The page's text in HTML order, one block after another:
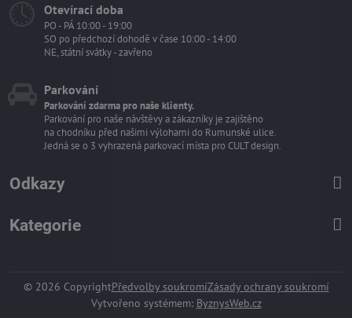
Otevírací doba
PO - PÁ 10:00 - 19:00
SO po předchozí dohodě v čase 10:00 - 14:00
NE, státní svátky - zavřeno
Parkování
Parkování zdarma pro naše klienty.
Parkování pro naše návštěvy a zákazníky je zajištěno
na chodníku před našimi výlohami do Rumunské ulice.
Jedná se o 3 vyhrazená parkovací místa pro CULT design.
Odkazy
Kategorie
© 2026 CopyrightPředvolby soukromíZásady ochrany soukromí
Vytvořeno systémem: ByznysWeb.cz